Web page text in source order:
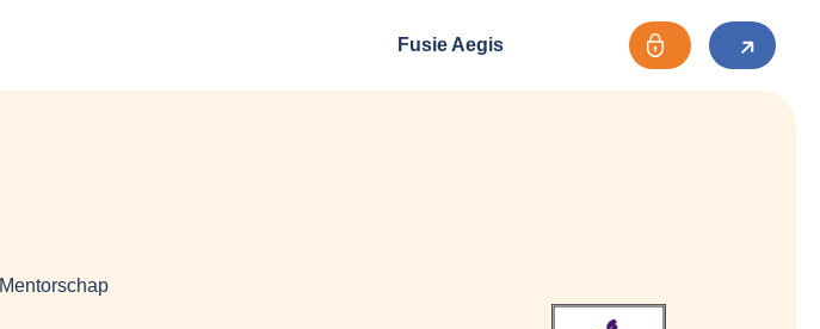
Fusie Aegis
Mentorschap